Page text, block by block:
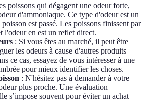
poissons qui dégagent une odeur forte,
d'ammoniaque. Ce type d'odeur est un
est passé. Les poissons finissent par
l'odeur en est un reflet direct.
: Si vous êtes au marché, il peut être
les odeurs à cause d'autres produits
ce cas, essayez de vous intéresser à une
pour mieux identifier les choses.
: N'hésitez pas à demander à votre
plus proche. Une évaluation
s’impose souvent pour éviter un achat